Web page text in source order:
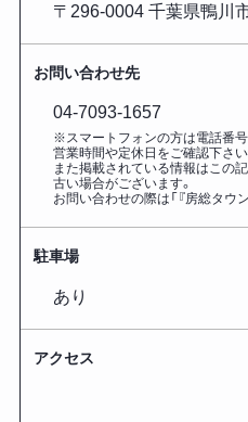
〒296-0004 千葉県鴨川
お問い合わせ先
04-7093-1657
※スマートフォンの方は電話番
営業時間や定休日をご確認下さい
また掲載されている情報はこの
古い場合がございます。
お問い合わせの際は「『房総タウ
駐車場
あり
アクセス